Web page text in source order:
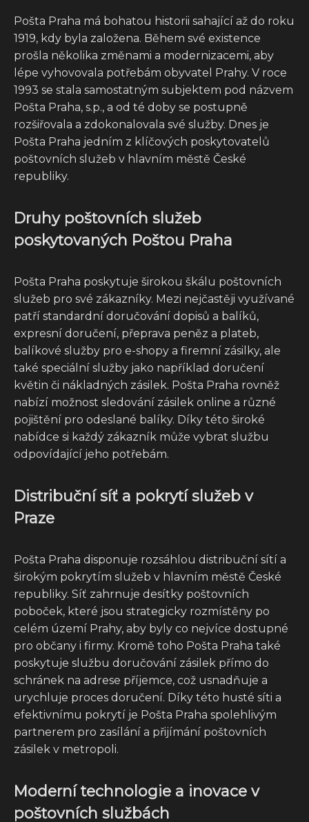
Pošta Praha má bohatou historii sahající až do roku
1919, kdy byla založena. Během své existence
prošla několika změnami a modernizacemi, aby
lépe vyhovovala potřebám obyvatel Prahy. V roce
1993 se stala samostatným subjektem pod názvem
Pošta Praha, s.p., a od té doby se postupně
rozšiřovala a zdokonalovala své služby. Dnes je
Pošta Praha jedním z klíčových poskytovatelů
poštovních služeb v hlavním městě České
republiky.
Druhy poštovních služeb
poskytovaných Poštou Praha
Pošta Praha poskytuje širokou škálu poštovních
služeb pro své zákazníky. Mezi nejčastěji využívané
patří standardní doručování dopisů a balíků,
expresní doručení, přeprava peněz a plateb,
balíkové služby pro e-shopy a firemní zásilky, ale
také speciální služby jako například doručení
květin či nákladných zásilek. Pošta Praha rovněž
nabízí možnost sledování zásilek online a různé
pojištění pro odeslané balíky. Díky této široké
nabídce si každý zákazník může vybrat službu
odpovídající jeho potřebám.
Distribuční síť a pokrytí služeb v
Praze
Pošta Praha disponuje rozsáhlou distribuční sítí a
širokým pokrytím služeb v hlavním městě České
republiky. Síť zahrnuje desítky poštovních
poboček, které jsou strategicky rozmístěny po
celém území Prahy, aby byly co nejvíce dostupné
pro občany i firmy. Kromě toho Pošta Praha také
poskytuje službu doručování zásilek přímo do
schránek na adrese příjemce, což usnadňuje a
urychluje proces doručení. Díky této husté síti a
efektivnímu pokrytí je Pošta Praha spolehlivým
partnerem pro zasílání a přijímání poštovních
zásilek v metropoli.
Moderní technologie a inovace v
poštovních službách